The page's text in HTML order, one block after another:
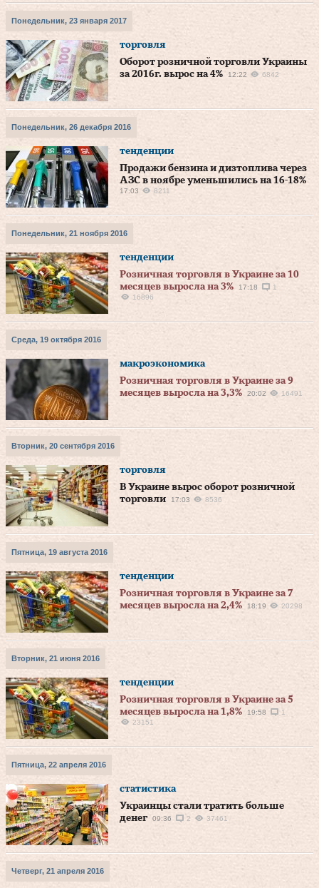
Понедельник, 23 января 2017
торговля
Оборот розничной торговли Украины
за 2016г. вырос на 4%
12:22 6842
Понедельник, 26 декабря 2016
тенденции
Продажи бензина и дизтоплива через
АЗС в ноябре уменьшились на 16-18%
17:03 8211
Понедельник, 21 ноября 2016
тенденции
Розничная торговля в Украине за 10
месяцев выросла на 3%
17:18
1
16896
Среда, 19 октября 2016
макроэкономика
Розничная торговля в Украине за 9
месяцев выросла на 3,3%
20:02 16491
Вторник, 20 сентября 2016
торговля
В Украине вырос оборот розничной
торговли
17:03 8536
Пятница, 19 августа 2016
тенденции
Розничная торговля в Украине за 7
месяцев выросла на 2,4%
18:19 20298
Вторник, 21 июня 2016
тенденции
Розничная торговля в Украине за 5
месяцев выросла на 1,8%
19:58
1
23151
Пятница, 22 апреля 2016
статистика
Украинцы стали тратить больше
денег
09:36 2 37461
Четверг, 21 апреля 2016